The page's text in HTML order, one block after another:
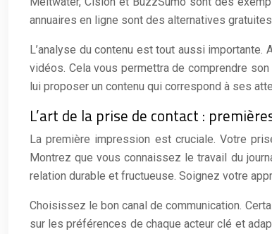
annuaires en ligne sont des alternatives
L’analyse du contenu est tout aussi
vidéos. Cela vous permettra de comprendre
lui proposer un contenu qui correspond à ses
L’art de la prise de contact :
La première impression est cruciale. Votre
Montrez que vous connaissez le travail du
relation durable et fructueuse. Soignez votre
Choisissez le bon canal de communication.
sur les préférences de chaque acteur clé et